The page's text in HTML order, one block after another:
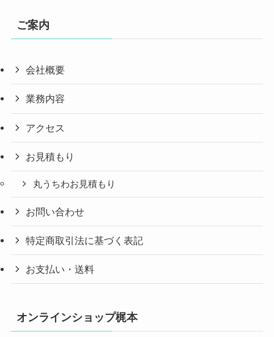
ご案内
会社概要
業務内容
アクセス
お見積もり
丸うちわお見積もり
お問い合わせ
特定商取引法に基づく表記
お支払い・送料
オンラインショップ梶本